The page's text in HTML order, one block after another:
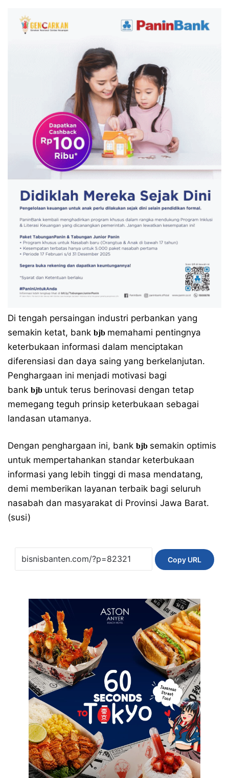
Di tengah persaingan industri perbankan yang
semakin ketat, bank bjb memahami pentingnya
keterbukaan informasi dalam menciptakan
diferensiasi dan daya saing yang berkelanjutan.
Penghargaan ini menjadi motivasi bagi
bank bjb untuk terus berinovasi dengan tetap
memegang teguh prinsip keterbukaan sebagai
landasan utamanya.
Dengan penghargaan ini, bank bjb semakin optimis
untuk mempertahankan standar keterbukaan
informasi yang lebih tinggi di masa mendatang,
demi memberikan layanan terbaik bagi seluruh
nasabah dan masyarakat di Provinsi Jawa Barat.
(susi)
Copy URL